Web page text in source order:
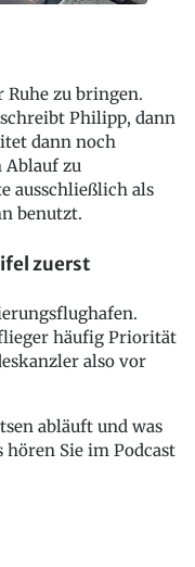
Ruhe zu bringen.
Philipp, dann
dann noch
Ablauf zu
ausschließlich als
benutzt.
zuerst
häufig Priorität
also vor
abläuft und was
hören Sie im Podcast